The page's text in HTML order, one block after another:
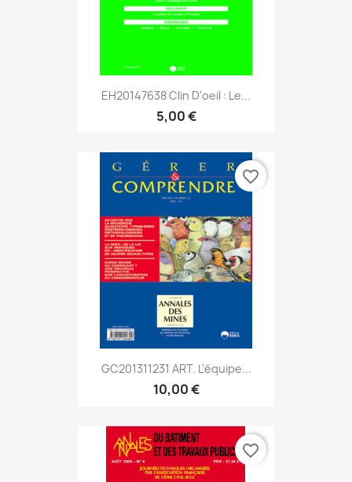
EH20147638 Clin D'oeil : Le...
5,00 €
GC201311231 ART. L’équipe...
10,00 €
favorite_border
favorite_border